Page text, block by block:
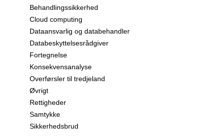
Behandlingssikkerhed
Cloud computing
Dataansvarlig og databehandler
Databeskyttelsesrådgiver
Fortegnelse
Konsekvensanalyse
Overførsler til tredjeland
Øvrigt
Rettigheder
Samtykke
Sikkerhedsbrud